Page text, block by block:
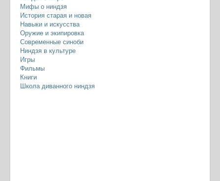
Мифы о ниндзя
История старая и новая
Навыки и искусства
Оружие и экипировка
Современные синоби
Ниндзя в культуре
Игры
Фильмы
Книги
Школа диванного ниндзя